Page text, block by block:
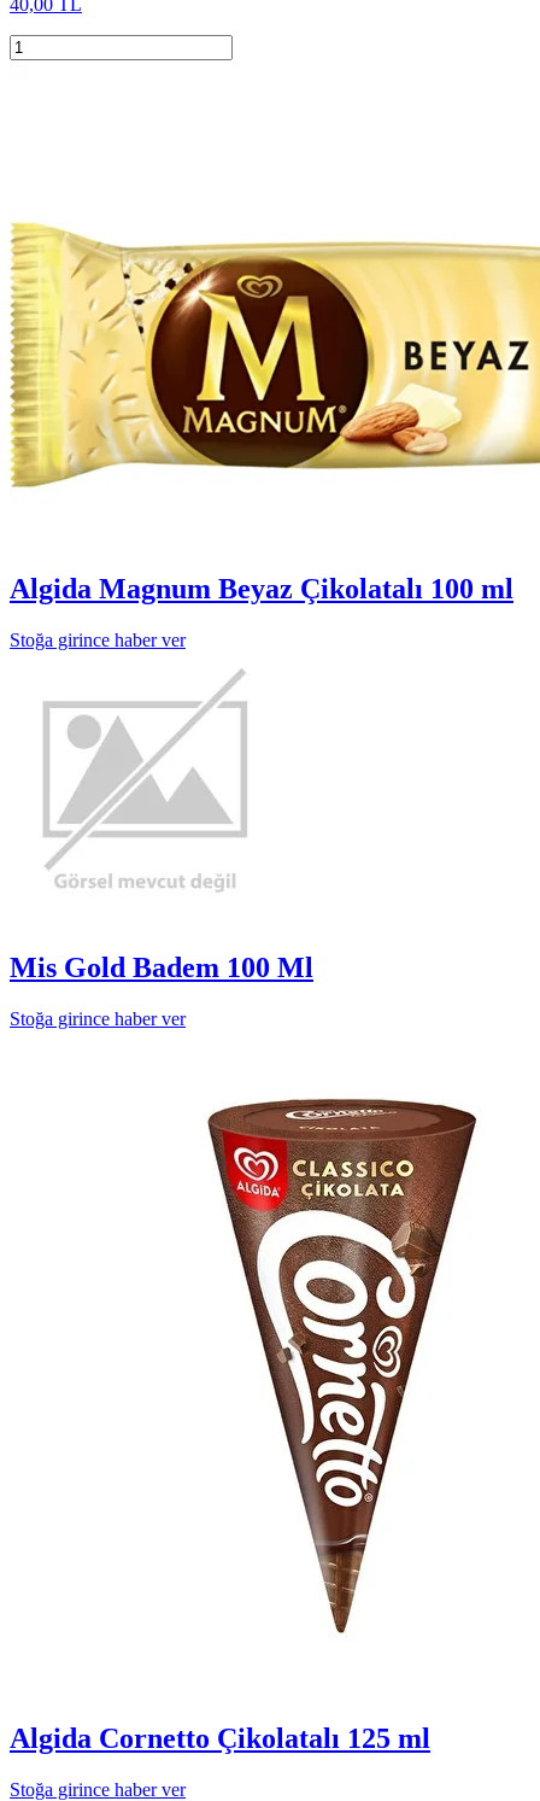
40,00 TL
Algida Magnum Beyaz Çikolatalı 100 ml
Stoğa girince haber ver
Mis Gold Badem 100 Ml
Stoğa girince haber ver
Algida Cornetto Çikolatalı 125 ml
Stoğa girince haber ver